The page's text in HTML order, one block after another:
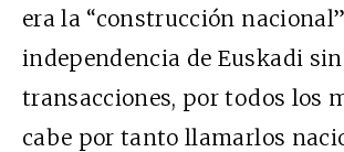
era la “construcción
independencia de Euskadi sin
transacciones, por todos los
cabe por tanto llamarlos